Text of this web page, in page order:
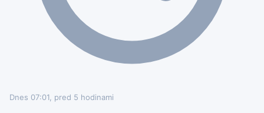
Dnes 07:01, pred 5 hodinami